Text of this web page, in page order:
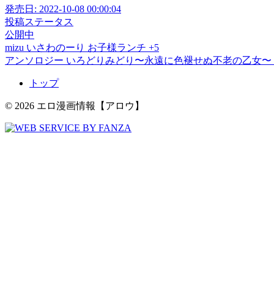
発売日: 2022-10-08 00:00:04
投稿ステータス
公開中
mizu いさわのーり お子様ランチ +5
アンソロジー いろどりみどり〜永遠に色褪せぬ不老の乙女〜
トップ
© 2026 エロ漫画情報【アロウ】